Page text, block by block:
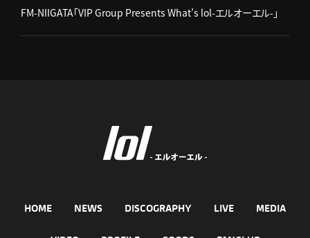
FM-NIIGATA「VIP Group Presents What’s lol-エルオーエル-」
HOME NEWS DISCOGRAPHY LIVE MEDIA